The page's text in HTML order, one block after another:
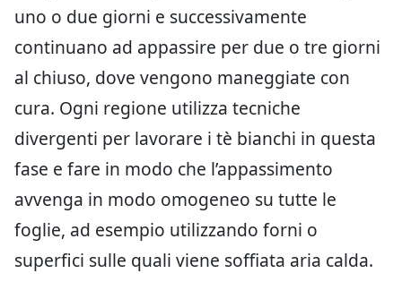
uno o due giorni e successivamente
continuano ad appassire per due o tre giorni
al chiuso, dove vengono maneggiate con
cura. Ogni regione utilizza tecniche
divergenti per lavorare i tè bianchi in questa
fase e fare in modo che l’appassimento
avvenga in modo omogeneo su tutte le
foglie, ad esempio utilizzando forni o
superfici sulle quali viene soffiata aria calda.